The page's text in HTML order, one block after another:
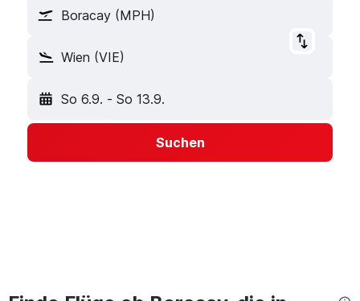
Boracay (MPH)
Wien (VIE)
So 6.9. - So 13.9.
Suchen